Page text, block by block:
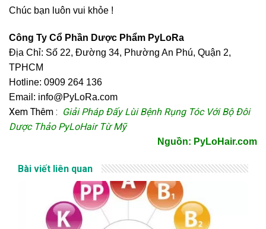
Chúc bạn luôn vui khỏe !
Công Ty Cổ Phần Dược Phẩm PyLoRa
Địa Chỉ: Số 22, Đường 34, Phường An Phú, Quận 2,
TPHCM
Hotline: 0909 264 136
Email: info@PyLoRa.com
Xem Thêm : Giải Pháp Đấy Lùi Bệnh Rụng TócVới Bộ Đôi
Dược Thảo PyLoHair Từ Mỹ
Nguồn: PyLoHair.com
Bài viết liên quan